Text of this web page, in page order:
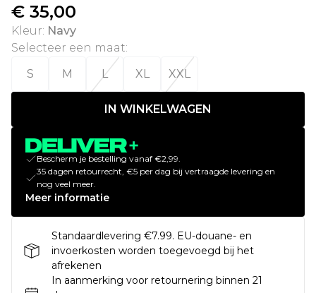
€ 35,00
Kleur: Navy
Selecteer een maat:
S
M L XL XXL
IN WINKELWAGEN
Bescherm je bestelling vanaf €2,99.
35 dagen retourrecht, €5 per dag bij vertraagde levering en
nog veel meer.
Meer informatie
Standaardlevering €7.99. EU-douane- en
invoerkosten worden toegevoegd bij het
afrekenen
In aanmerking voor retournering binnen 21